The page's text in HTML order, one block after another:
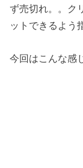
ず売切れ。。ク
ットできるよう
今回はこんな感